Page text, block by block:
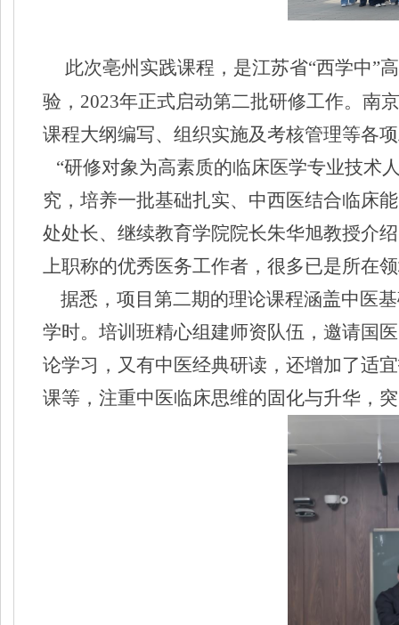
此次亳州实践课程，是江苏省“西学中”
验，2023年正式启动第二批研修工作。南
课程大纲编写、组织实施及考核管理等各
“研修对象为高素质的临床医学专业技术
究，培养一批基础扎实、中西医结合临床
处处长、继续教育学院院长朱华旭教授介
上职称的优秀医务工作者，很多已是所在
据悉，项目第二期的理论课程涵盖中医
学时。培训班精心组建师资队伍，邀请国
论学习，又有中医经典研读，还增加了适
课等，注重中医临床思维的固化与升华，